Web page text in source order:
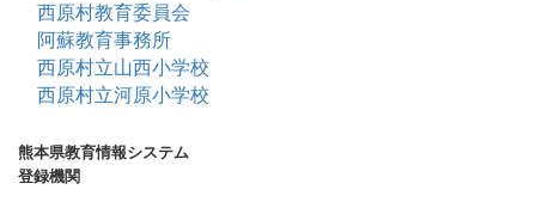
西原村教育委員会
阿蘇教育事務所
西原村立山西小学校
西原村立河原小学校
熊本県教育情報システム
登録機関